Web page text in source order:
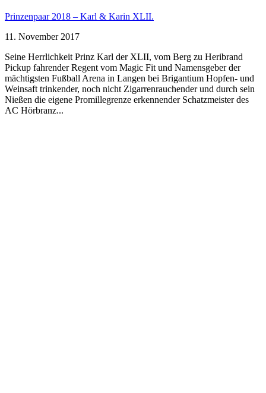
Prinzenpaar 2018 – Karl & Karin XLII.
11. November 2017
Seine Herrlichkeit Prinz Karl der XLII, vom Berg zu Heribrand
Pickup fahrender Regent vom Magic Fit und Namensgeber der
mächtigsten Fußball Arena in Langen bei Brigantium Hopfen- und
Weinsaft trinkender, noch nicht Zigarrenrauchender und durch sein
Nießen die eigene Promillegrenze erkennender Schatzmeister des
AC Hörbranz...